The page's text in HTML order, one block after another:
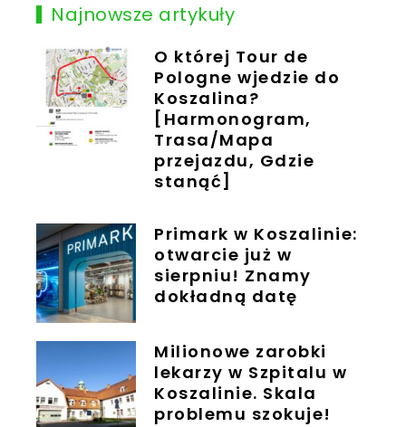
Najnowsze artykuły
O której Tour de
Pologne wjedzie do
Koszalina?
[Harmonogram,
Trasa/Mapa
przejazdu, Gdzie
stanąć]
Primark w Koszalinie:
otwarcie już w
sierpniu! Znamy
dokładną datę
Milionowe zarobki
lekarzy w Szpitalu w
Koszalinie. Skala
problemu szokuje!